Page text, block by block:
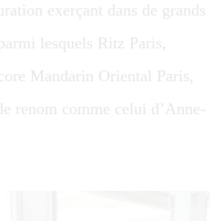
exerçant dans de grands
lesquels Ritz Paris,
Mandarin Oriental Paris,
renom comme celui d’Anne-